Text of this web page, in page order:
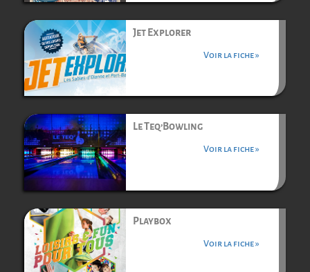
Jet Explorer
Voir la fiche »
Le Teq’Bowling
Voir la fiche »
Playbox
Voir la fiche »